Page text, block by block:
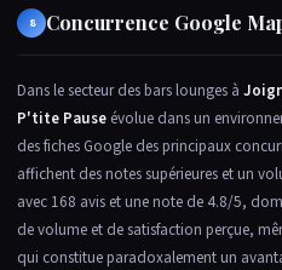
8 Concurrence Google
Dans le secteur des bars lounges à
P'tite Pause évolue dans un
des fiches Google des principaux
affichent des notes supérieures et un
avec 168 avis et une note de 4.8/5,
de volume et de satisfaction perçue,
qui constitue paradoxalement un